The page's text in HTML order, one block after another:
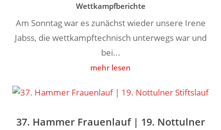
Wettkampfberichte
Am Sonntag war es zunächst wieder unsere Irene
Jabss, die wettkampftechnisch unterwegs war und
bei...
mehr lesen
37. Hammer Frauenlauf | 19. Nottulner